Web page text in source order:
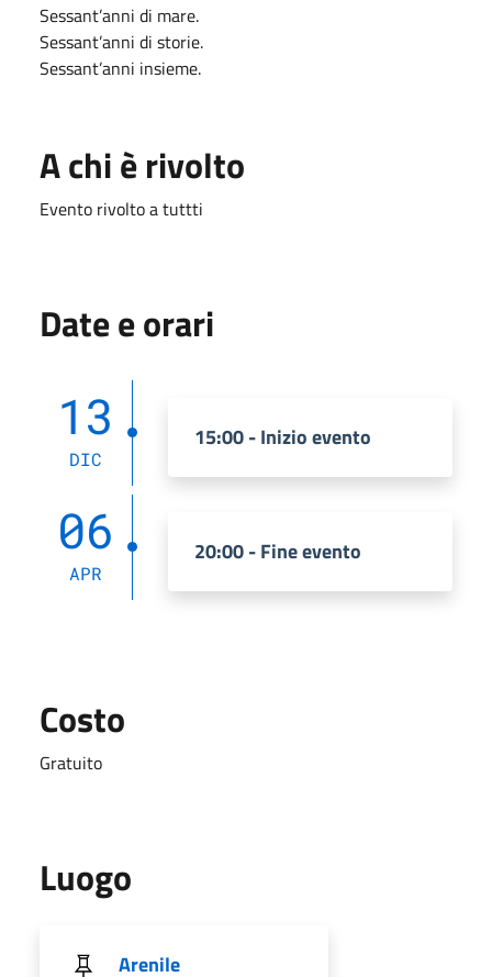
Sessant’anni di mare.
Sessant’anni di storie.
Sessant’anni insieme.
A chi è rivolto
Evento rivolto a tuttti
Date e orari
13
DIC
15:00 - Inizio evento
06
APR
20:00 - Fine evento
Costo
Gratuito
Luogo
Arenile